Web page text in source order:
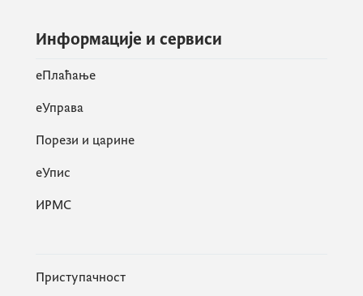
Информације и сервиси
eПлаћање
еУправа
Порези и царине
eУпис
ИРМС
Приступачност